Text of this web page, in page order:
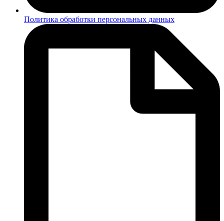
Политика обработки персональных данных